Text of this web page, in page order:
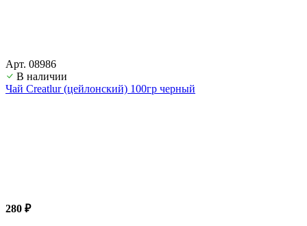
Арт. 08986
В наличии
Чай Creatlur (цейлонский) 100гр черный
280 ₽